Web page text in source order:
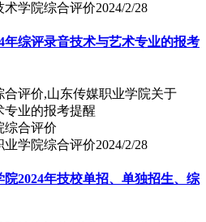
术学院综合评价2024/2/28
年综评录音技术与艺术专业的报考
合评价,山东传媒职业学院关于
专业的报考提醒
业学院综合评价2024/2/28
2024年技校单招、单独招生、综